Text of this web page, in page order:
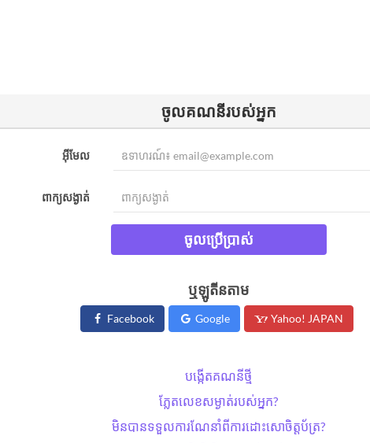
ចូល​គណនីរបស់អ្នក​
អ៊ីមែល
ពាក្យសង្ងាត់
ចូលប្រើប្រាស់
ឬឡូតីនតាម
Facebook Google Yahoo! JAPAN
បង្កើតគណនីថ្មី
ភ្លែតលេខសម្ងាត់​របស់អ្នក?
មិនបានទទួលការណែនាំពីការដោះសោ​ចិត្តប័ត្រ?